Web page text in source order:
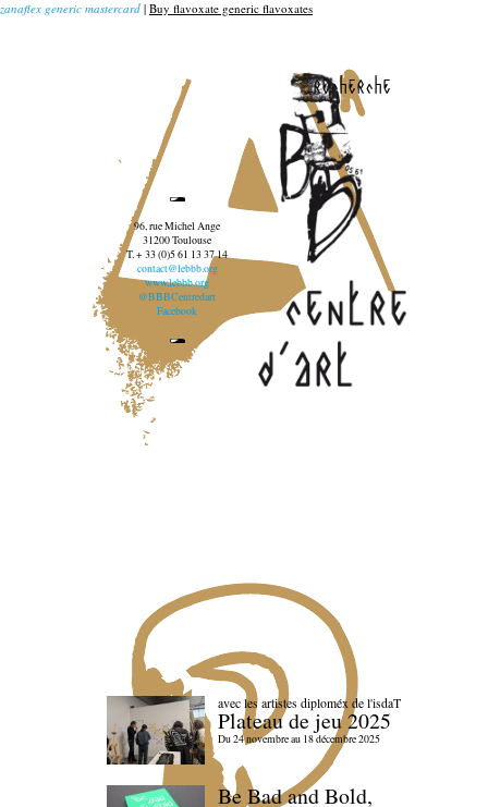
zanaflex generic mastercard | Buy flavoxate generic flavoxates
recherche
96, rue Michel Ange
31200 Toulouse
T. + 33 (0)5 61 13 37 14
contact@lebbb.org
www.lebbb.org
@BBBCentredart
Facebook
avec les artistes diploméx de l'isdaT
Plateau de jeu 2025
Du 24 novembre au 18 décembre 2025
Be Bad and Bold,